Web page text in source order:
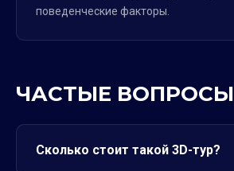
поведенческие факторы.
ЧАСТЫЕ ВОПРОСЫ
Сколько стоит такой 3D-тур?